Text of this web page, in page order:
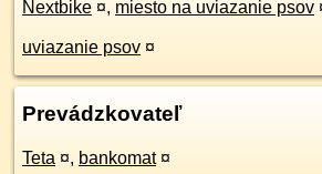
Nextbike ¤, miesto na uviazanie psov
uviazanie psov ¤
Prevádzkovateľ
Teta ¤, bankomat ¤